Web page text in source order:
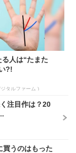
人は“たまた
?!
タルファーム )
注目作は？20
買うのはもった